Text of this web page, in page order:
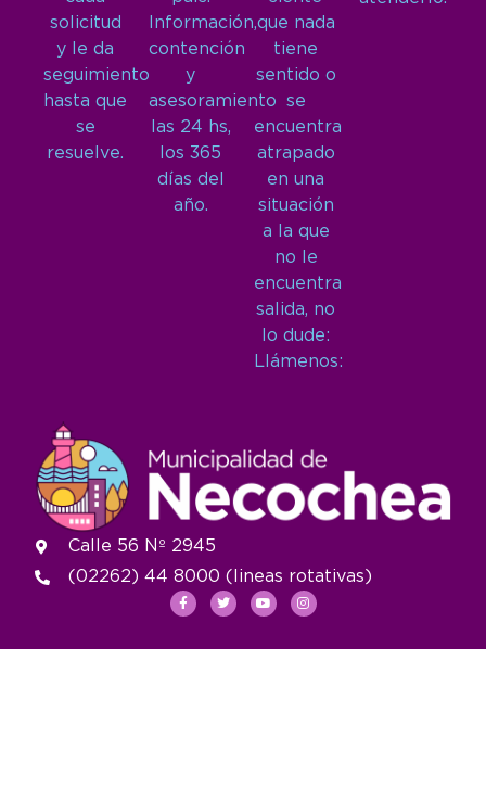
solicitud
y le da
seguimiento
hasta que
se
resuelve.
Información,
contención
y
asesoramiento
las 24 hs,
los 365
días del
año.
que nada
tiene
sentido o
se
encuentra
atrapado
en una
situación
a la que
no le
encuentra
salida, no
lo dude:
Llámenos:
Calle 56 Nº 2945
(02262) 44 8000 (lineas rotativas)